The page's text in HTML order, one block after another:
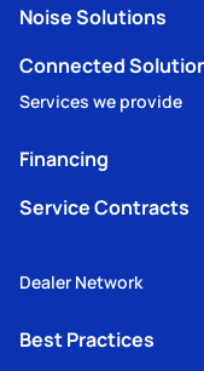
Noise Solutions
Connected
Services we provide
Financing
Service Contracts
Dealer Network
Best Practices